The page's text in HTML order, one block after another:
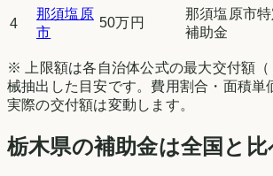
4
那須塩原
市
50万円
那須塩原市
補助金
※ 上限額は各自治体公式の最大交付額
械抽出した目安です。費用割合・面積単
実際の交付額は変動します。
栃木県の補助金は全国と比